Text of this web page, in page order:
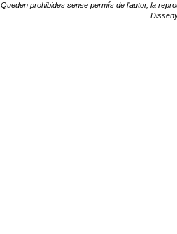
Queden prohibides sense permís de l’autor, la